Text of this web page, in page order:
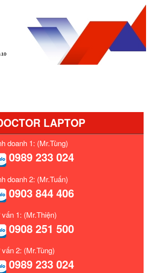
LAPTOP
doanh 1: (Mr.Tùng)
0989 233 024
doanh 2: (Mr.Tuấn)
0903 844 406
1: (Mr.Thiện)
0908 251 500
2: (Mr.Tùng)
0989 233 024